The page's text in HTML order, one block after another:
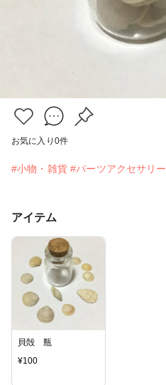
お気に入り 0件
#小物・雑貨 #パーツアクセサリー
アイテム
貝殻 瓶
¥100